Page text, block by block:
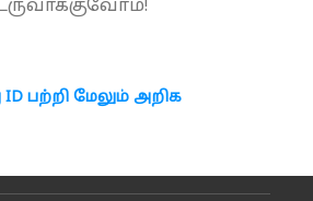
ID பற்றி மேலும் அறிக